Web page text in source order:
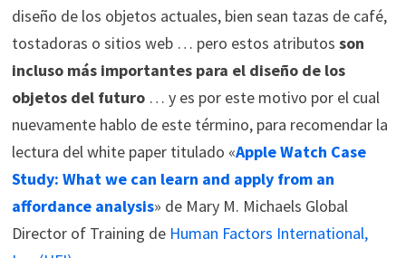
diseño de los objetos actuales, bien sean tazas de café,
tostadoras o sitios web … pero estos atributos son
incluso más importantes para el diseño de los
objetos del futuro… y es por este motivo por el cual
nuevamente hablo de este término, para recomendar la
lectura del white paper titulado «Apple Watch Case
Study: What we can learn and apply from an
affordance analysis» de Mary M. Michaels Global
Director of Training de Human Factors International,